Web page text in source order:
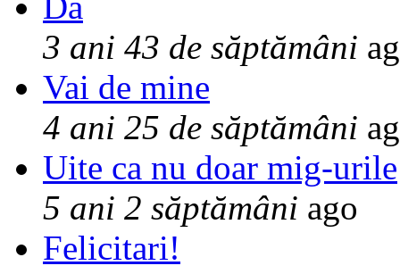
3 ani 43 de săptămâni
Vai de mine
4 ani 25 de săptămâni
Uite ca nu doar mig-urile
5 ani 2 săptămâni ago
Felicitari!